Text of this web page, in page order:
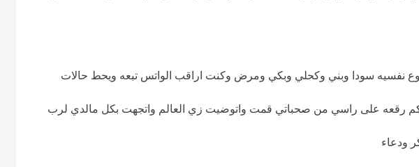
نفسيه سودا وبني وكحلي وبكي ومرض وكنت اراقب الواتس تبعه ويحط حالات
كم رقعه على راسي من صحباتي قمت واتوضيت زي العالم واتجهت بكل مالدي لرب
ودعاء